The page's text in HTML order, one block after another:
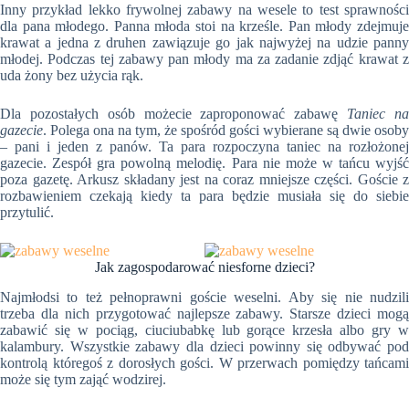
Inny przykład lekko frywolnej zabawy na wesele to test sprawności
dla pana młodego. Panna młoda stoi na krześle. Pan młody zdejmuje
krawat a jedna z druhen zawiązuje go jak najwyżej na udzie panny
młodej. Podczas tej zabawy pan młody ma za zadanie zdjąć krawat z
uda żony bez użycia rąk.
Dla pozostałych osób możecie zaproponować zabawę Taniec na
gazecie. Polega ona na tym, że spośród gości wybierane są dwie osoby
– pani i jeden z panów. Ta para rozpoczyna taniec na rozłożonej
gazecie. Zespół gra powolną melodię. Para nie może w tańcu wyjść
poza gazetę. Arkusz składany jest na coraz mniejsze części. Goście z
rozbawieniem czekają kiedy ta para będzie musiała się do siebie
przytulić.
Jak zagospodarować niesforne dzieci?
Najmłodsi to też pełnoprawni goście weselni. Aby się nie nudzili
trzeba dla nich przygotować najlepsze zabawy. Starsze dzieci mogą
zabawić się w pociąg, ciuciubabkę lub gorące krzesła albo gry w
kalambury. Wszystkie zabawy dla dzieci powinny się odbywać pod
kontrolą któregoś z dorosłych gości. W przerwach pomiędzy tańcami
może się tym zająć wodzirej.